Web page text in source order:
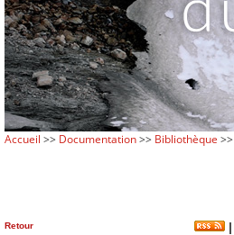
Accueil >> Documentation>> Bibliothèque
Retour